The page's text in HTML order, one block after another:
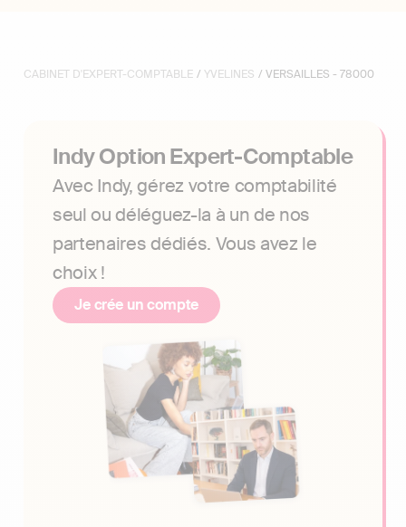
CABINET D'EXPERT-COMPTABLE / YVELINES / VERSAILLES - 78000
Indy Option Expert-Comptable
Avec Indy, gérez votre comptabilité
seul ou déléguez-la à un de nos
partenaires dédiés. Vous avez le
choix !
Je crée un compte